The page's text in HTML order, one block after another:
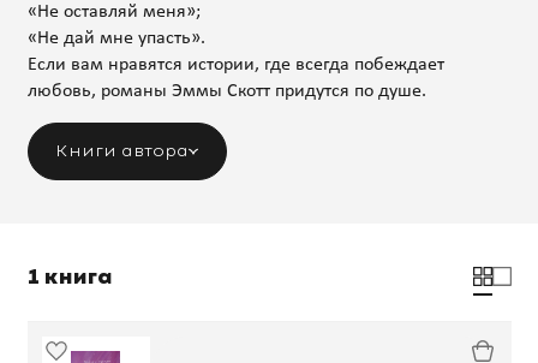
«Не оставляй меня»;
«Не дай мне упасть».
Если вам нравятся истории, где всегда побеждает
любовь, романы Эммы Скотт придутся по душе.
Книги автора
1 книга